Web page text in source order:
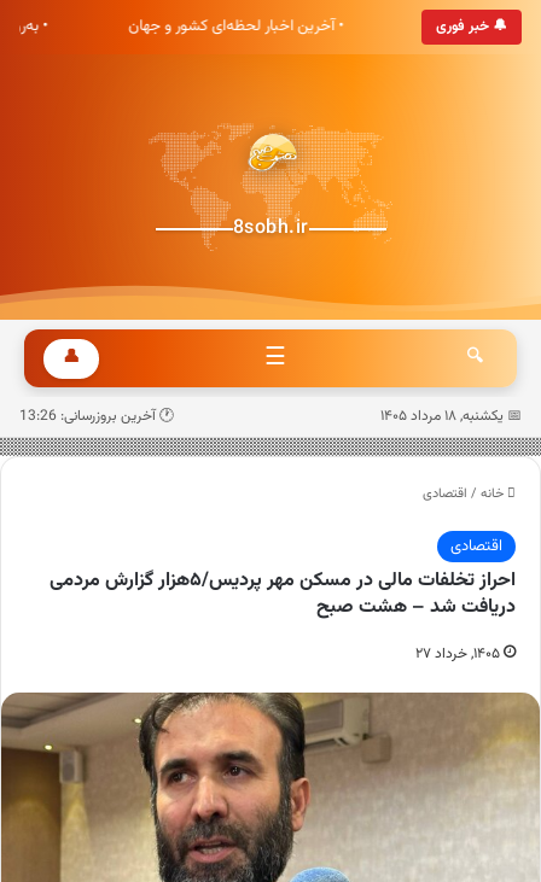
🔔 خبر فوری
صبح خوش آمدید • آخرین اخبار لحظه‌ای کشور و جهان •
8sobh.ir
🔍
☰
👤
📅 یکشنبه, ۱۸ مرداد ۱۴۰۵ 🕐 آخرین بروزرسانی: 13:26
خانه / اقتصادی
اقتصادی
احراز تخلفات مالی در مسکن مهر پردیس/۵هزار گزارش مردمی
دریافت شد – هشت صبح
۱۴۰۵, خرداد ۲۷